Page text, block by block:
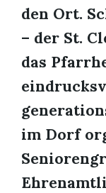
den Ort.
– der St.
das
im Dorf